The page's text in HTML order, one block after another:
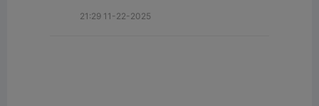
21:29 11-22-2025